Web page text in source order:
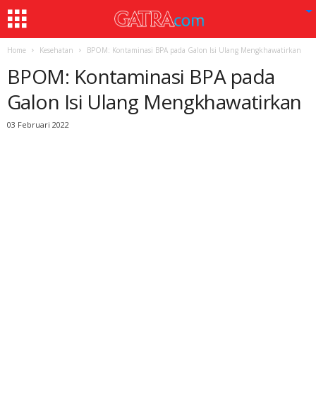
Home Kesehatan BPOM: Kontaminasi BPA pada Galon Isi Ulang Mengkhawatirkan
BPOM: Kontaminasi BPA pada
Galon Isi Ulang Mengkhawatirkan
03 Februari 2022